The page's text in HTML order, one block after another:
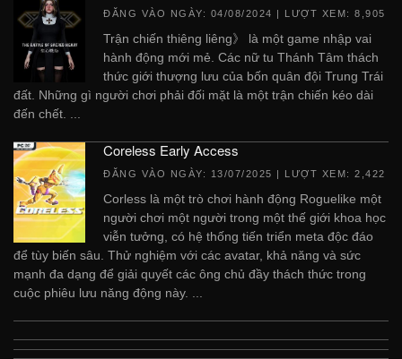
ĐĂNG VÀO NGÀY: 04/08/2024 | LƯỢT XEM: 8,905
Trận chiến thiêng liêng》 là một game nhập vai
hành động mới mẻ. Các nữ tu Thánh Tâm thách
thức giới thượng lưu của bốn quân đội Trung Trái
đất. Những gì người chơi phải đối mặt là một trận chiến kéo dài
đến chết. ...
Coreless Early Access
ĐĂNG VÀO NGÀY: 13/07/2025 | LƯỢT XEM: 2,422
Corless là một trò chơi hành động Roguelike một
người chơi một người trong một thế giới khoa học
viễn tưởng, có hệ thống tiến triển meta độc đáo
để tùy biến sâu. Thử nghiệm với các avatar, khả năng và sức
mạnh đa dạng để giải quyết các ông chủ đầy thách thức trong
cuộc phiêu lưu năng động này. ...